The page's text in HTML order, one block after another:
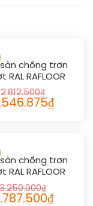
sàn chống trơn
RAL RAFLOOR
ANTI-SLIP 1011
2.812.500₫
₫
sàn chống trơn
RAL RAFLOOR
SLIP 1023
3.250.000₫
₫